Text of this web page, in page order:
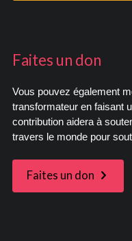
Faites un don
Vous pouvez également
transformateur en faisant
contribution aidera à
travers le monde pour
Faites un don